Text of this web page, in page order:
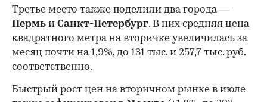
Третье место также поделили два города —
Пермь и Санкт-Петербург. В них средняя цена
квадратного метра на вторичке увеличилась за
месяц почти на 1,9%, до 131 тыс. и 257,7 тыс. руб.
соответственно.
Быстрый рост цен на вторичном рынке в июле